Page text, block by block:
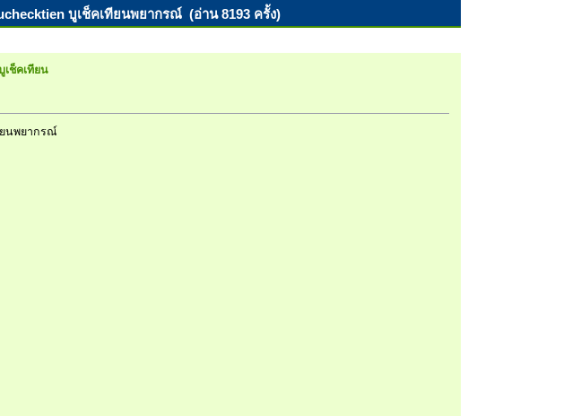
บูเช็คเทียนพยากรณ์ (อ่าน 8193 ครั้ง)
เช็คเทียน
ยนพยากรณ์